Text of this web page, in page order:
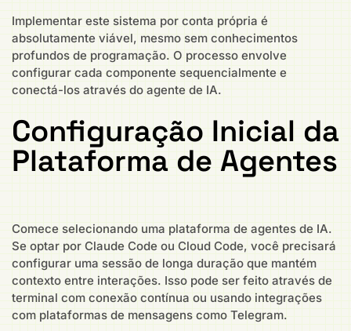
Implementar este sistema por conta própria é
absolutamente viável, mesmo sem conhecimentos
profundos de programação. O processo envolve
configurar cada componente sequencialmente e
conectá-los através do agente de IA.
Configuração Inicial da
Plataforma de Agentes
Comece selecionando uma plataforma de agentes de IA.
Se optar por Claude Code ou Cloud Code, você precisará
configurar uma sessão de longa duração que mantém
contexto entre interações. Isso pode ser feito através de
terminal com conexão contínua ou usando integrações
com plataformas de mensagens como Telegram.